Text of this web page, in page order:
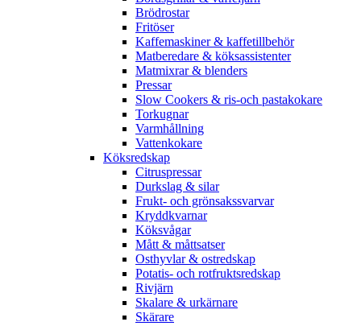
Brödrostar
Fritöser
Kaffemaskiner & kaffetillbehör
Matberedare & köksassistenter
Matmixrar & blenders
Pressar
Slow Cookers & ris-och pastakokare
Torkugnar
Varmhållning
Vattenkokare
Köksredskap
Citruspressar
Durkslag & silar
Frukt- och grönsakssvarvar
Kryddkvarnar
Köksvågar
Mått & måttsatser
Osthyvlar & ostredskap
Potatis- och rotfruktsredskap
Rivjärn
Skalare & urkärnare
Skärare